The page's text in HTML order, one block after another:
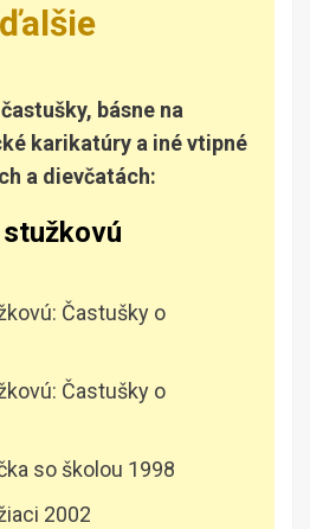
básne na
karikatúry a iné vtipné
a dievčatách:
Častušky o
Častušky o
so školou 1998
2002